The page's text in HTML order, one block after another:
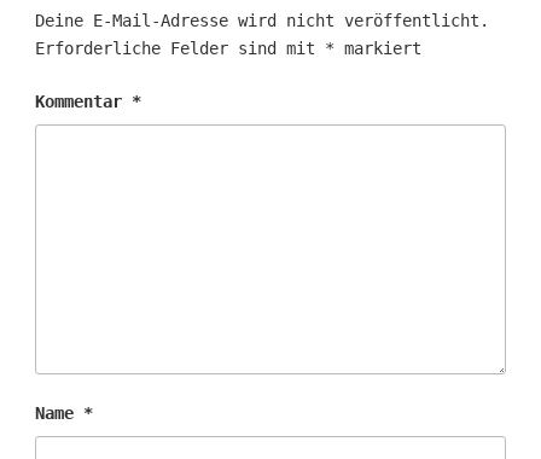
Deine E-Mail-Adresse wird nicht veröffentlicht.
Erforderliche Felder sind mit * markiert
Kommentar *
Name *